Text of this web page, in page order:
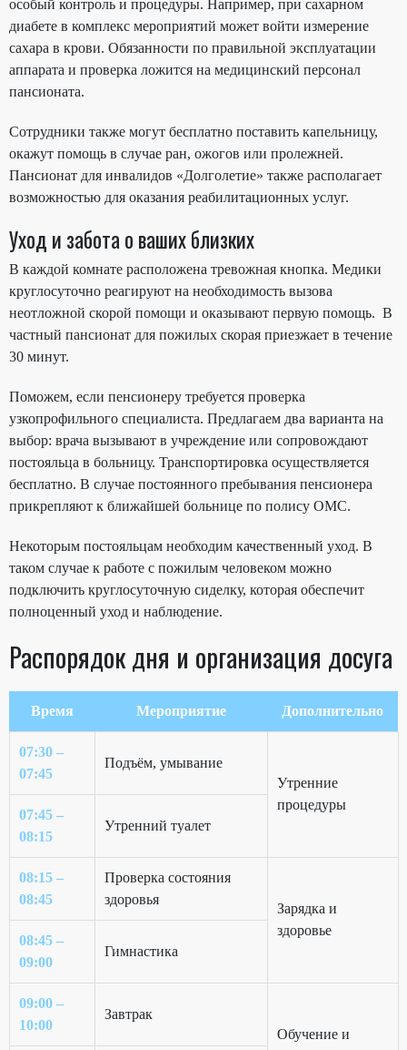
особый контроль и процедуры. Например, при сахарном
диабете в комплекс мероприятий может войти измерение
сахара в крови. Обязанности по правильной эксплуатации
аппарата и проверка ложится на медицинский персонал
пансионата.
Сотрудники также могут бесплатно поставить капельницу,
окажут помощь в случае ран, ожогов или пролежней.
Пансионат для инвалидов «Долголетие» также располагает
возможностью для оказания реабилитационных услуг.
Уход и забота о ваших близких
В каждой комнате расположена тревожная кнопка. Медики
круглосуточно реагируют на необходимость вызова
неотложной скорой помощи и оказывают первую помощь. В
частный пансионат для пожилых скорая приезжает в течение
30 минут.
Поможем, если пенсионеру требуется проверка
узкопрофильного специалиста. Предлагаем два варианта на
выбор: врача вызывают в учреждение или сопровождают
постояльца в больницу. Транспортировка осуществляется
бесплатно. В случае постоянного пребывания пенсионера
прикрепляют к ближайшей больнице по полису ОМС.
Некоторым постояльцам необходим качественный уход. В
таком случае к работе с пожилым человеком можно
подключить круглосуточную сиделку, которая обеспечит
полноценный уход и наблюдение.
Распорядок дня и организация досуга
Время Мероприятие Дополнительно
07:30 –
07:45
Подъём, умывание
Утренние
процедуры
07:45 –
08:15
Утренний туалет
08:15 –
08:45
Проверка состояния
здоровья
Зарядка и
здоровье
08:45 –
09:00
Гимнастика
09:00 –
10:00
Завтрак
Обучение и